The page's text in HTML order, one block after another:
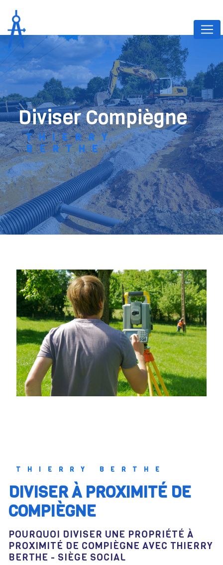
diviser Compiègne
THIERRY
BERTHE
THIERRY BERTHE
DIVISER À PROXIMITÉ DE
COMPIÈGNE
POURQUOI DIVISER UNE PROPRIÉTÉ À
PROXIMITÉ DE COMPIÈGNE AVEC THIERRY
BERTHE - SIÈGE SOCIAL